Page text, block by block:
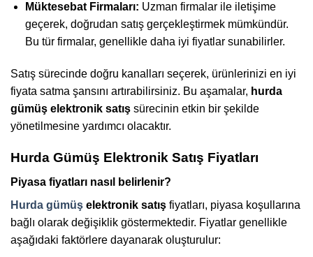
Müktesebat Firmaları: Uzman firmalar ile iletişime
geçerek, doğrudan satış gerçekleştirmek mümkündür.
Bu tür firmalar, genellikle daha iyi fiyatlar sunabilirler.
Satış sürecinde doğru kanalları seçerek, ürünlerinizi en iyi
fiyata satma şansını artırabilirsiniz. Bu aşamalar, hurda
gümüş elektronik satış sürecinin etkin bir şekilde
yönetilmesine yardımcı olacaktır.
Hurda Gümüş Elektronik Satış Fiyatları
Piyasa fiyatları nasıl belirlenir?
Hurda gümüş elektronik satış fiyatları, piyasa koşullarına
bağlı olarak değişiklik göstermektedir. Fiyatlar genellikle
aşağıdaki faktörlere dayanarak oluşturulur: